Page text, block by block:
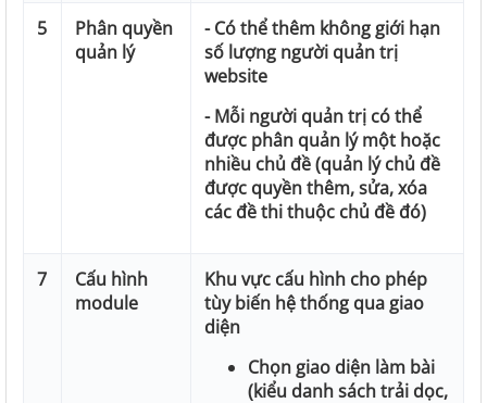
5
Phân quyền
quản lý
- Có thể thêm không giới hạn
số lượng người quản trị
website
- Mỗi người quản trị có thể
được phân quản lý một hoặc
nhiều chủ đề (quản lý chủ đề
được quyền thêm, sửa, xóa
các đề thi thuộc chủ đề đó)
7
Cấu hình
module
Khu vực cấu hình cho phép
tùy biến hệ thống qua giao
diện
Chọn giao diện làm bài
(kiểu danh sách trải dọc,